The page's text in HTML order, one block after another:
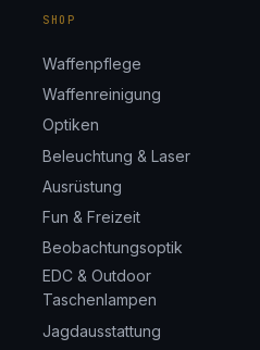
SHOP
Waffenpflege
Waffenreinigung
Optiken
Beleuchtung & Laser
Ausrüstung
Fun & Freizeit
Beobachtungsoptik
EDC & Outdoor
Taschenlampen
Jagdausstattung